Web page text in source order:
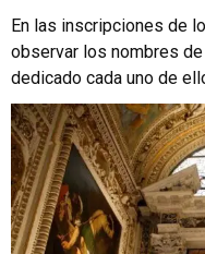
En las inscripciones de
observar los nombres
dedicado cada uno de